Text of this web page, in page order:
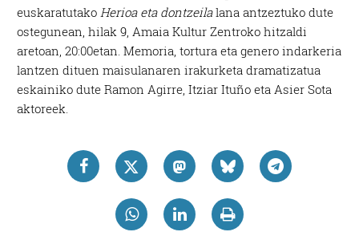
euskaratutako Herioa eta dontzeilalana antzeztuko dute
ostegunean, hilak 9, Amaia Kultur Zentroko hitzaldi
aretoan, 20:00etan. Memoria, tortura eta genero indarkeria
lantzen dituen maisulanaren irakurketa dramatizatua
eskainiko dute Ramon Agirre, Itziar Ituño eta Asier Sota
aktoreek.